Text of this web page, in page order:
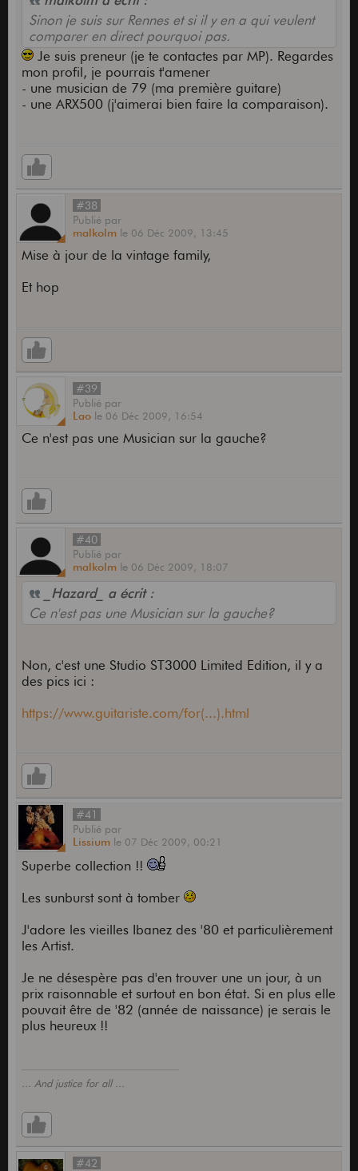
Sinon je suis sur Rennes et si il y en a qui veulent
comparer en direct pourquoi pas.
Je suis preneur (je te contactes par MP). Regardes
mon profil, je pourrais t'amener
- une musician de 79 (ma première guitare)
- une ARX500 (j'aimerai bien faire la comparaison).
#38
Publié par
malkolm le 06 Déc 2009, 13:45
Mise à jour de la vintage family,
Et hop
#39
Publié par
Lao le 06 Déc 2009, 16:54
Ce n'est pas une Musician sur la gauche?
#40
Publié par
malkolm le 06 Déc 2009, 18:07
_Hazard_ a écrit :
Ce n'est pas une Musician sur la gauche?
Non, c'est une Studio ST3000 Limited Edition, il y a
des pics ici :
https://www.guitariste.com/for(...).html
#41
Publié par
Lissium le 07 Déc 2009, 00:21
Superbe collection !!
Les sunburst sont à tomber
J'adore les vieilles Ibanez des '80 et particulièrement
les Artist.
Je ne désespère pas d'en trouver une un jour, à un
prix raisonnable et surtout en bon état. Si en plus elle
pouvait être de '82 (année de naissance) je serais le
plus heureux !!
... And justice for all ...
#42